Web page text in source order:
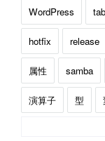
WordPress
hotfix release
属性 samba
演算子 型